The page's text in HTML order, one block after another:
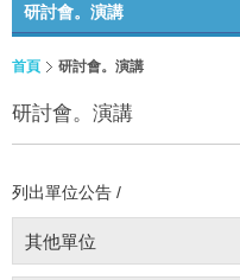
研討會。演講
首頁 研討會。演講
研討會。演講
列出單位公告 /
其他單位